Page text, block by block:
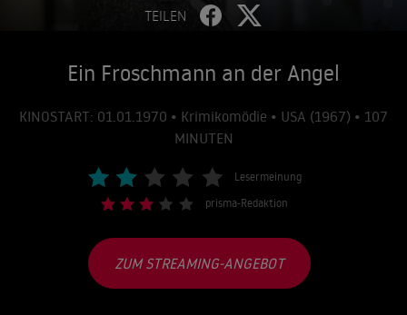
TEILEN
Ein Froschmann an der Angel
KINOSTART: 01.01.1970 • Krimikomödie • USA (1967) • 107
MINUTEN
Lesermeinung
prisma-Redaktion
ZUM STREAMING-ANGEBOT